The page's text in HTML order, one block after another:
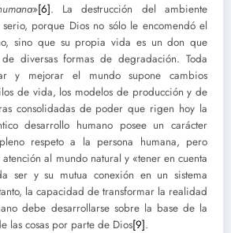
»[6]. La destrucción del ambiente
porque Dios no sólo le encomendó el
sino que su propia vida es un don que
diversas formas de degradación. Toda
y mejorar el mundo supone cambios
de vida, los modelos de producción y de
consolidadas de poder que rigen hoy la
desarrollo humano posee un carácter
respeto a la persona humana, pero
al mundo natural y «tener en cuenta
ser y su mutua conexión en un sistema
la capacidad de transformar la realidad
debe desarrollarse sobre la base de la
las cosas por parte de Dios[9].